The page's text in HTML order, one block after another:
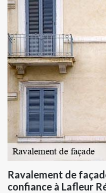
Ravalement de
confiance à Lafleur